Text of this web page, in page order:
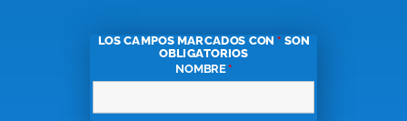
LOS CAMPOS MARCADOS CON * SON
OBLIGATORIOS
NOMBRE*